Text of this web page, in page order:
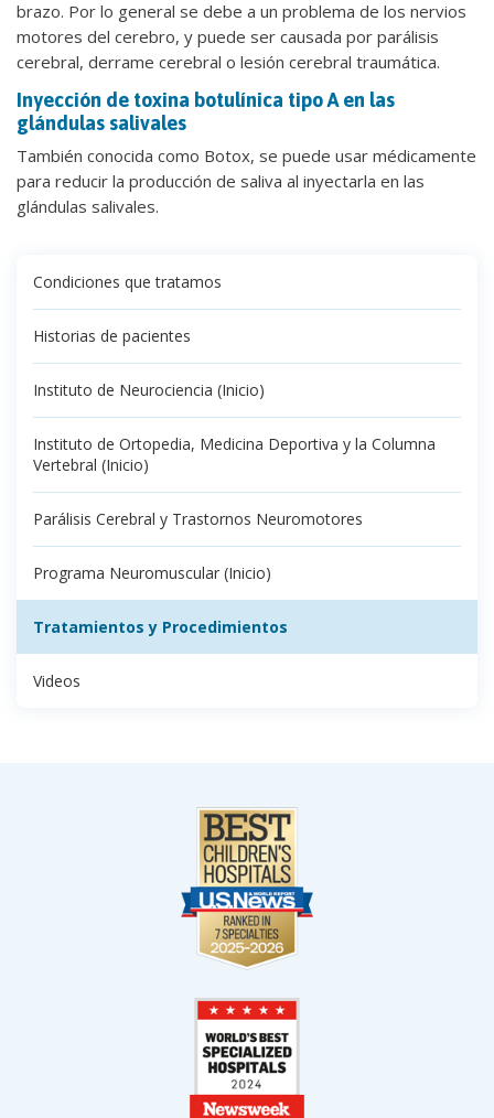
brazo. Por lo general se debe a un problema de los nervios
motores del cerebro, y puede ser causada por parálisis
cerebral, derrame cerebral o lesión cerebral traumática.
Inyección de toxina botulínica tipo A en las
glándulas salivales
También conocida como Botox, se puede usar médicamente
para reducir la producción de saliva al inyectarla en las
glándulas salivales.
Condiciones que tratamos
Historias de pacientes
Instituto de Neurociencia (Inicio)
Instituto de Ortopedia, Medicina Deportiva y la Columna
Vertebral (Inicio)
Parálisis Cerebral y Trastornos Neuromotores
Programa Neuromuscular (Inicio)
Tratamientos y Procedimientos
Videos